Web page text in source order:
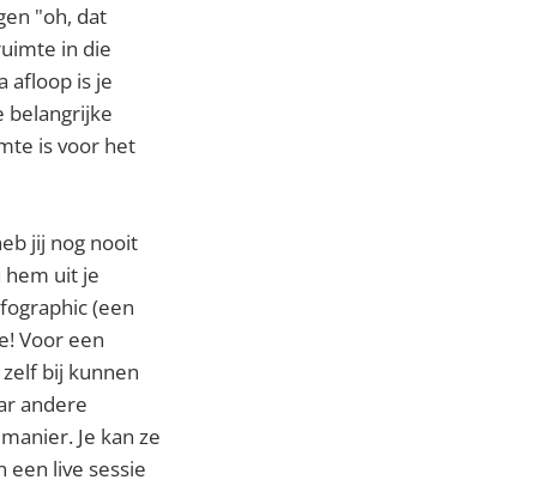
"oh, dat
in die
afloop is je
belangrijke
is voor het
jij nog nooit
hem uit je
(een
Voor een
bij kunnen
andere
Je kan ze
een live sessie